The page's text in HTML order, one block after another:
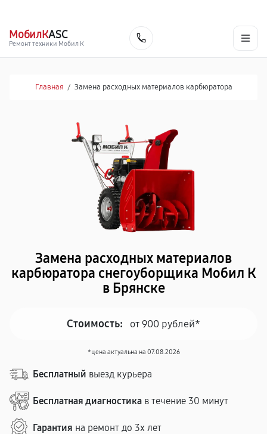
МобилКASC
Ремонт техники Мобил К
Главная / Замена расходных материалов карбюратора
Замена расходных материалов
карбюратора снегоуборщика Мобил К
в Брянске
Стоимость: от 900 рублей*
*цена актуальна на 07.08.2026
Бесплатный выезд курьера
Бесплатная диагностика в течение 30 минут
Гарантия на ремонт до 3х лет